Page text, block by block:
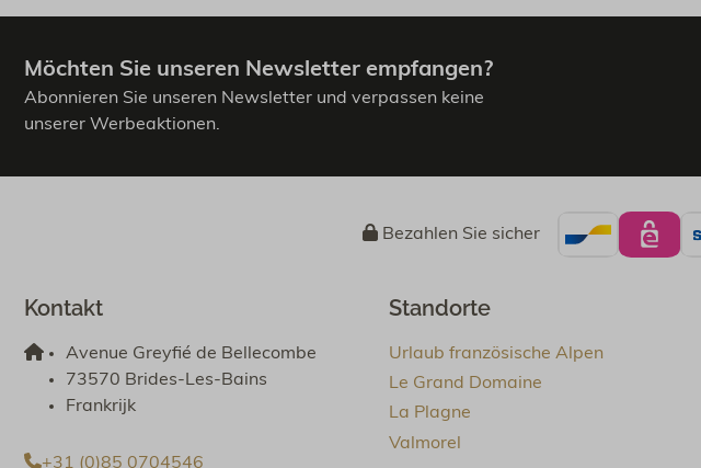
Möchten Sie unseren Newsletter empfangen?
Abonnieren Sie unseren Newsletter und verpassen keine
unserer Werbeaktionen.
Bezahlen Sie sicher
Kontakt
Avenue Greyfié de Bellecombe
73570 Brides-Les-Bains
Frankrijk
+31 (0)85 0704546
Standorte
Urlaub französische Alpen
Le Grand Domaine
La Plagne
Valmorel